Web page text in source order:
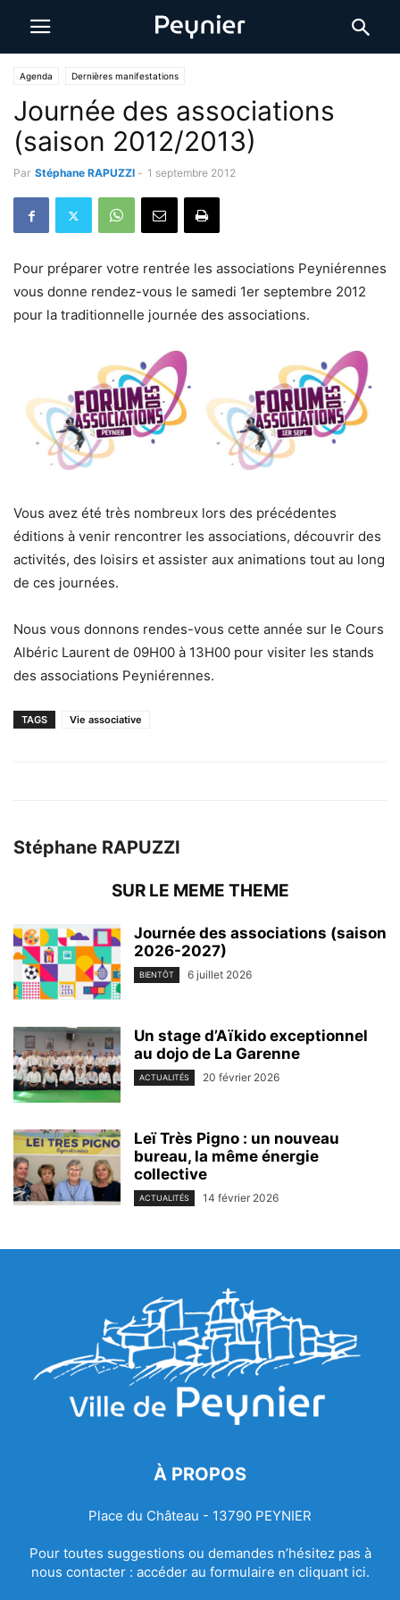
Agenda Dernières manifestations
Journée des associations
(saison 2012/2013)
Par Stéphane RAPUZZI - 1 septembre 2012
Pour préparer votre rentrée les associations Peyniérennes
vous donne rendez-vous le samedi 1er septembre 2012
pour la traditionnelle journée des associations.
Vous avez été très nombreux lors des précédentes
éditions à venir rencontrer les associations, découvrir des
activités, des loisirs et assister aux animations tout au long
de ces journées.
Nous vous donnons rendes-vous cette année sur le Cours
Albéric Laurent de 09H00 à 13H00 pour visiter les stands
des associations Peyniérennes.
TAGS Vie associative
Stéphane RAPUZZI
SUR LE MEME THEME
Journée des associations (saison
2026-2027)
BIENTÔT 6 juillet 2026
Un stage d’Aïkido exceptionnel
au dojo de La Garenne
ACTUALITÉS 20 février 2026
Leï Très Pigno : un nouveau
bureau, la même énergie
collective
ACTUALITÉS 14 février 2026
À PROPOS
Place du Château - 13790 PEYNIER
Pour toutes suggestions ou demandes n’hésitez pas à
nous contacter : accéder au formulaire en cliquant ici.